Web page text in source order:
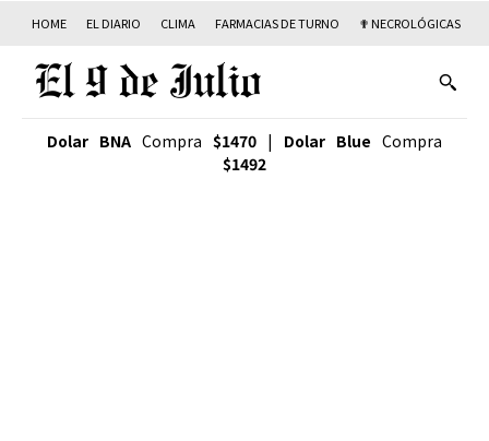
HOME EL DIARIO CLIMA FARMACIAS DE TURNO ✟ NECROLÓGICAS
Dolar BNA Compra $1470 | Dolar Blue Compra
$1492